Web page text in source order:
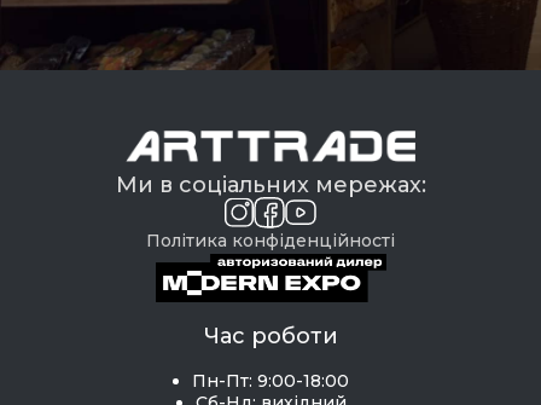
Ми в соціальних мережах:
Політика конфіденційності
Час роботи
Пн-Пт: 9:00-18:00